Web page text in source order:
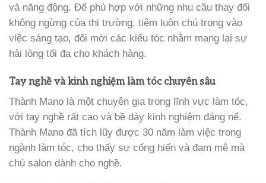
và năng động. Để phù hợp với những nhu cầu thay đổi
không ngừng của thị trường, tiệm luôn chú trọng vào
việc sáng tạo, đổi mới các kiểu tóc nhằm mang lại sự
hài lòng tối đa cho khách hàng.
Tay nghề và kinh nghiệm làm tóc chuyên sâu
Thành Mano là một chuyên gia trong lĩnh vực làm tóc,
với tay nghề rất cao và bề dày kinh nghiệm đáng nể.
Thành Mano đã tích lũy được 30 năm làm việc trong
ngành làm tóc, cho thấy sự cống hiến và đam mê mà
chủ salon dành cho nghề.